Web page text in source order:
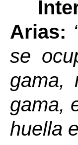
Arias:
se
gama,
gama,
huella